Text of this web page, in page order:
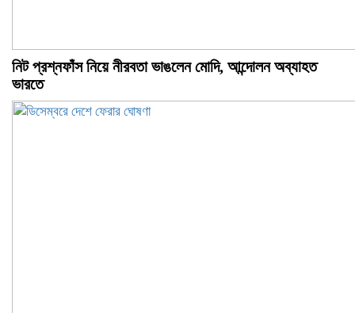
নিট প্রশ্নফাঁস নিয়ে নীরবতা ভাঙলেন মোদি, আন্দোলন অব্যাহত
ভারতে